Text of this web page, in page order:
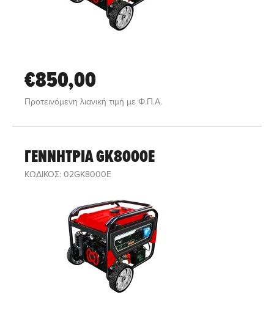
€850,00
Προτεινόμενη λιανική τιμή με Φ.Π.Α.
ΓΕΝΝΗΤΡΙΑ GK8000E
ΚΩΔΙΚΟΣ: 02GK8000E